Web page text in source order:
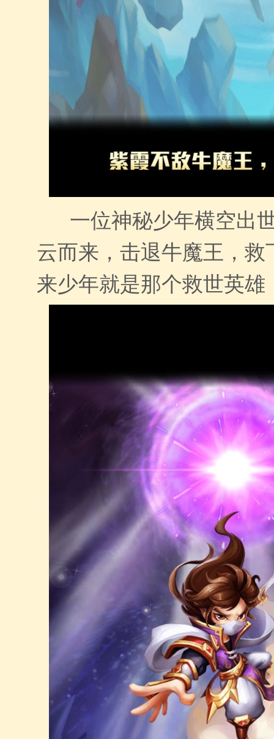
一位神秘少年横空出
云而来，击退牛魔王，
来少年就是那个救世英雄